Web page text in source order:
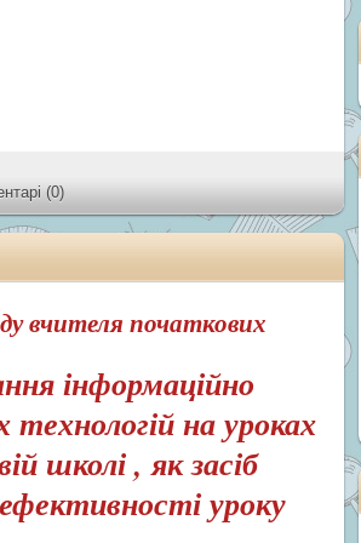
(0)
вчителя початкових
інформаційно
технологій на уроках
школі , як засіб
уроку